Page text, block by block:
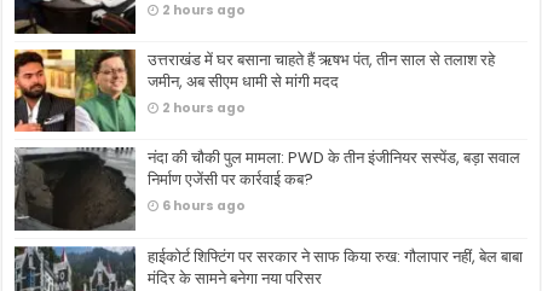
2 hours ago
उत्तराखंड में घर बसाना चाहते हैं ऋषभ पंत, तीन साल से तलाश रहे
जमीन, अब सीएम धामी से मांगी मदद
2 hours ago
नंदा की चौकी पुल मामला: PWD के तीन इंजीनियर सस्पेंड, बड़ा सवाल
निर्माण एजेंसी पर कार्रवाई कब?
6 hours ago
हाईकोर्ट शिफ्टिंग पर सरकार ने साफ किया रुख: गौलापार नहीं, बेल बाबा
मंदिर के सामने बनेगा नया परिसर